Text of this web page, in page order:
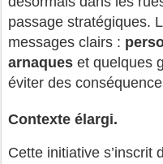
passage stratégiques.
messages clairs :
arnaques et quelques
éviter des
Contexte élargi.
Cette initiative s’inscrit